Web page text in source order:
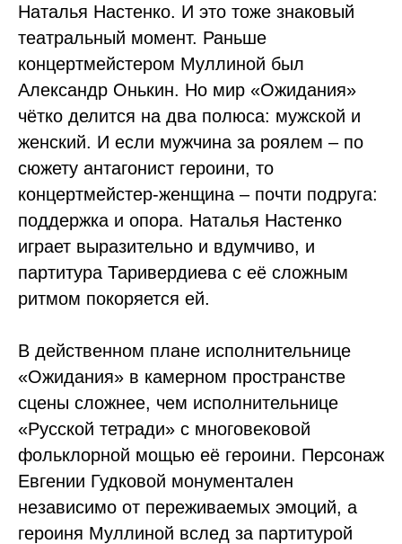
Наталья Настенко. И это тоже знаковый
театральный момент. Раньше
концертмейстером Муллиной был
Александр Онькин. Но мир «Ожидания»
чётко делится на два полюса: мужской и
женский. И если мужчина за роялем – по
сюжету антагонист героини, то
концертмейстер-женщина – почти подруга:
поддержка и опора. Наталья Настенко
играет выразительно и вдумчиво, и
партитура Таривердиева с её сложным
ритмом покоряется ей.
В действенном плане исполнительнице
«Ожидания» в камерном пространстве
сцены сложнее, чем исполнительнице
«Русской тетради» с многовековой
фольклорной мощью её героини. Персонаж
Евгении Гудковой монументален
независимо от переживаемых эмоций, а
героиня Муллиной вслед за партитурой